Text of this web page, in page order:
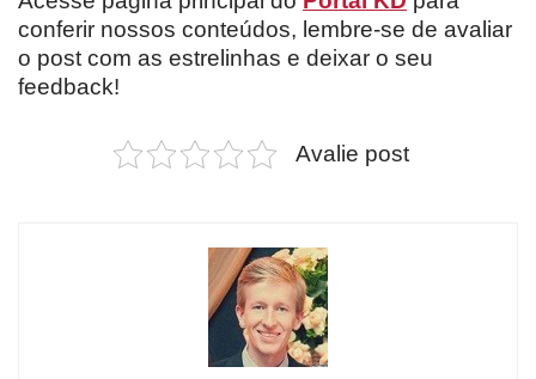
conferir nossos conteúdos, lembre-se de avaliar
o post com as estrelinhas e deixar o seu
feedback!
Avalie post